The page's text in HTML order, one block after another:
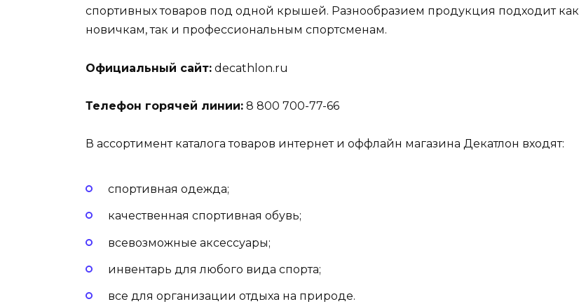
спортивных товаров под одной крышей. Разнообразием продукция подходит как
новичкам, так и профессиональным спортсменам.
Официальный сайт: decathlon.ru
Телефон горячей линии: 8 800 700-77-66
В ассортимент каталога товаров интернет и оффлайн магазина Декатлон входят:
спортивная одежда;
качественная спортивная обувь;
всевозможные аксессуары;
инвентарь для любого вида спорта;
все для организации отдыха на природе.